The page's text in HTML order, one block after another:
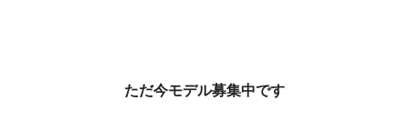
ただ今モデル募集中です